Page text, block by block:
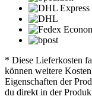
* Diese Lieferkosten
können weitere
Eigenschaften der
du direkt in der